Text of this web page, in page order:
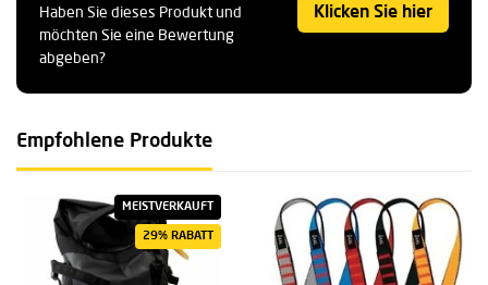
Haben Sie dieses Produkt und
möchten Sie eine Bewertung
abgeben?
Klicken Sie hier
Empfohlene Produkte
MEISTVERKAUFT
29% RABATT